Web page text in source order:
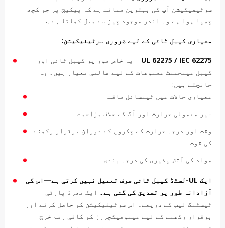
سرٹیفیکیشن آپ کی بہترین ضمانت ہے کہ پیکیج پر جو کچھ
چھپا ہوا ہے وہ اندر موجود چیز سے میل کھاتا ہے۔.
معیاری کیبل ٹائی کے لیے ضروری سرٹیفیکیشن:
UL 62275 / IEC 62275 – یہ خاص طور پر کیبل ٹائی اور
کیبل مینجمنٹ مصنوعات کے لیے عالمی معیار ہیں۔ وہ
جانچتے ہیں:
معیاری حالات میں ٹینسائل طاقت
غیر معمولی حرارت اور آگ کے خلاف مزاحمت
وقت اور درجہ حرارت کے چکروں کے دوران برقرار رکھنے
کی قوت
مواد کی آتش پذیری کی درجہ بندی
ایک UL-لسٹڈ کیبل ٹائی صرف تعمیل نہیں کرتی ہے—اس کی
آزادانہ طور پر تصدیق کی گئی ہے۔ ایک تھرڈ پارٹی
ٹیسٹنگ لیب کے ذریعے۔ اس سرٹیفیکیشن کو حاصل کرنے اور
برقرار رکھنے کے لیے مینوفیکچررز کو کافی رقم خرچ